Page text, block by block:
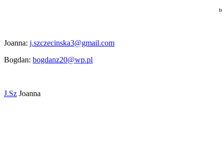
Joanna: j.szczecinska3@gmail.com
Bogdan: bogdanz20@wp.pl
J.Sz Joanna